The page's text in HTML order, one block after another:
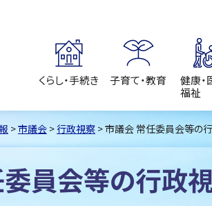
くらし・手続き 子育て・教育
健康・
福祉
>市議会 >行政視察 > 市議会 常任委員会等の
員会等の行政